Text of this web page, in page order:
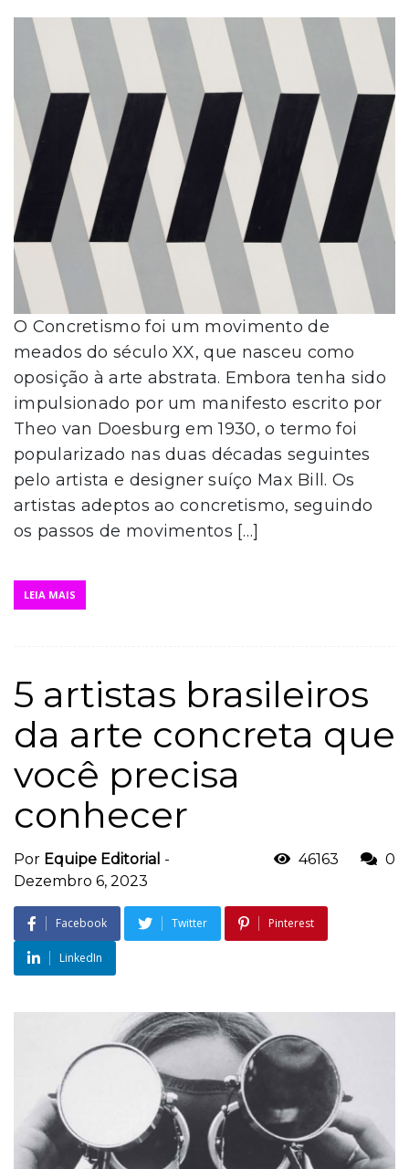
O Concretismo foi um movimento de
meados do século XX, que nasceu como
oposição à arte abstrata. Embora tenha sido
impulsionado por um manifesto escrito por
Theo van Doesburg em 1930, o termo foi
popularizado nas duas décadas seguintes
pelo artista e designer suíço Max Bill. Os
artistas adeptos ao concretismo, seguindo
os passos de movimentos […]
LEIA MAIS
5 artistas brasileiros
da arte concreta que
você precisa
conhecer
Por Equipe Editorial -
Dezembro 6, 2023
46163 0
Facebook Twitter Pinterest
LinkedIn